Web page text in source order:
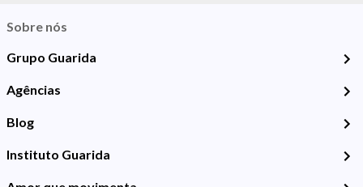
Sobre nós
Grupo Guarida
Agências
Blog
Instituto Guarida